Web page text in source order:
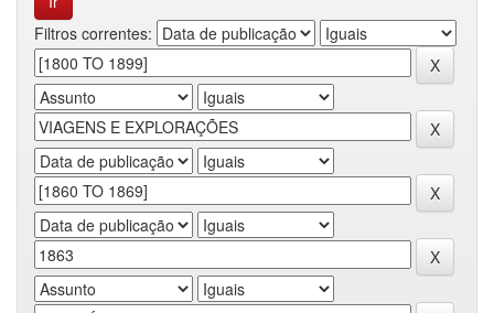
Filtros correntes: